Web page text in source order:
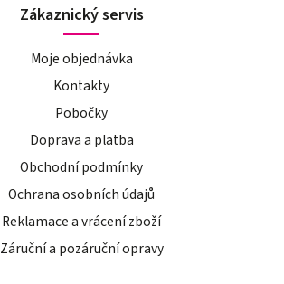
Zákaznický servis
Moje objednávka
Kontakty
Pobočky
Doprava a platba
Obchodní podmínky
Ochrana osobních údajů
Reklamace a vrácení zboží
Záruční a pozáruční opravy